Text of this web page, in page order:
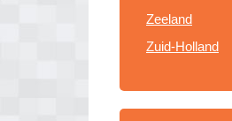
Zeeland
Zuid-Holland